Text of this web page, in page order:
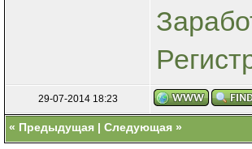
29-07-2014 18:23
« Предыдущая | Следующая »